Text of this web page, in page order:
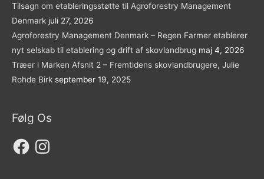
Tilsagn om etableringsstøtte til Agroforestry Management
Denmark juli 27, 2026
Agroforestry Management Denmark – Regen Farmer etablerer
nyt selskab til etablering og drift af skovlandbrug maj 4, 2026
Træer i Marken Afsnit 2 – Fremtidens skovlandbrugere, Julie
Rohde Birk september 19, 2025
Følg Os
FacebookInstagram